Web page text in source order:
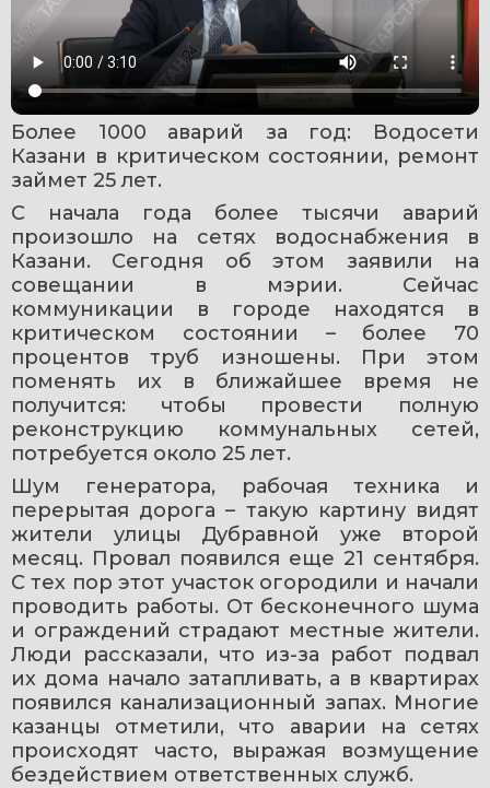
Более 1000 аварий за год: Водосети
Казани в критическом состоянии, ремонт
займет 25 лет.
С начала года более тысячи аварий
произошло на сетях водоснабжения в
Казани. Сегодня об этом заявили на
совещании в мэрии. Сейчас
коммуникации в городе находятся в
критическом состоянии – более 70
процентов труб изношены. При этом
поменять их в ближайшее время не
получится: чтобы провести полную
реконструкцию коммунальных сетей,
потребуется около 25 лет.
Шум генератора, рабочая техника и
перерытая дорога – такую картину видят
жители улицы Дубравной уже второй
месяц. Провал появился еще 21 сентября.
С тех пор этот участок огородили и начали
проводить работы. От бесконечного шума
и ограждений страдают местные жители.
Люди рассказали, что из-за работ подвал
их дома начало затапливать, а в квартирах
появился канализационный запах. Многие
казанцы отметили, что аварии на сетях
происходят часто, выражая возмущение
бездействием ответственных служб.